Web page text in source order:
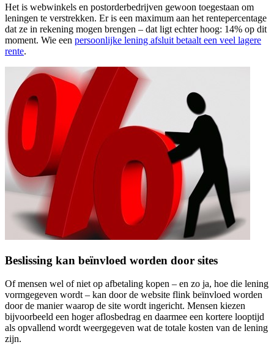
Het is webwinkels en postorderbedrijven gewoon toegestaan om
leningen te verstrekken. Er is een maximum aan het rentepercentage
dat ze in rekening mogen brengen – dat ligt echter hoog: 14% op dit
moment. Wie een persoonlijke lening afsluit betaalt een veel lagere
rente.
Beslissing kan beïnvloed worden door sites
Of mensen wel of niet op afbetaling kopen – en zo ja, hoe die lening
vormgegeven wordt – kan door de website flink beïnvloed worden
door de manier waarop de site wordt ingericht. Mensen kiezen
bijvoorbeeld een hoger aflosbedrag en daarmee een kortere looptijd
als opvallend wordt weergegeven wat de totale kosten van de lening
zijn.